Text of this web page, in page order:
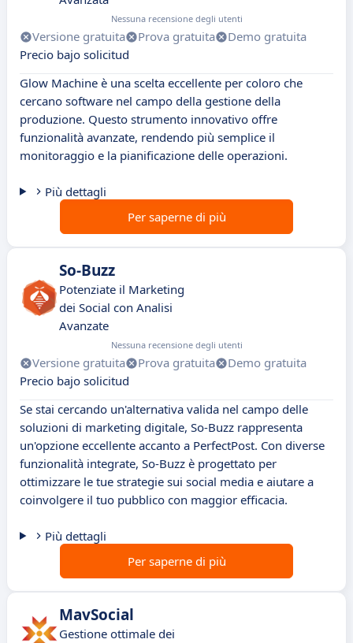
Nessuna recensione degli utenti
Versione gratuita Prova gratuita
Demo gratuita
Precio bajo solicitud
Glow Machine è una scelta eccellente per coloro che
cercano software nel campo della gestione della
produzione. Questo strumento innovativo offre
funzionalità avanzate, rendendo più semplice il
monitoraggio e la pianificazione delle operazioni.
Più dettagli
Per saperne di più
So-Buzz
Potenziate il Marketing
dei Social con Analisi
Avanzate
Nessuna recensione degli utenti
Versione gratuita Prova gratuita
Demo gratuita
Precio bajo solicitud
Se stai cercando un'alternativa valida nel campo delle
soluzioni di marketing digitale, So-Buzz rappresenta
un'opzione eccellente accanto a PerfectPost. Con diverse
funzionalità integrate, So-Buzz è progettato per
ottimizzare le tue strategie sui social media e aiutare a
coinvolgere il tuo pubblico con maggior efficacia.
Più dettagli
Per saperne di più
MavSocial
Gestione ottimale dei